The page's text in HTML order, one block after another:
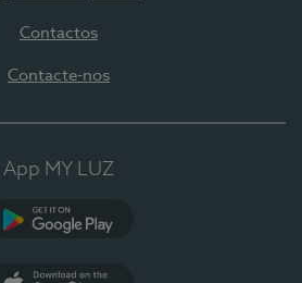
Contactos
Contacte-nos
App MY LUZ